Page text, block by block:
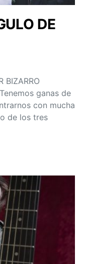
DE
BIZARRO
ganas de
con mucha
de los tres